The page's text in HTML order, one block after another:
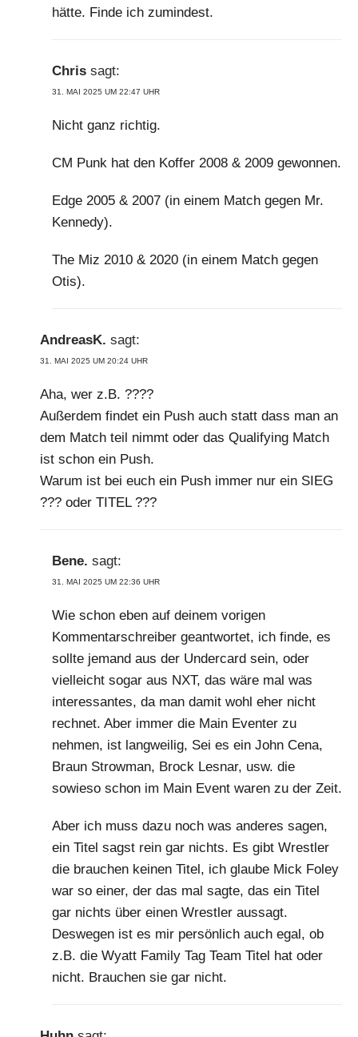
hätte. Finde ich zumindest.
Chris sagt:
31. MAI 2025 UM 22:47 UHR
Nicht ganz richtig.
CM Punk hat den Koffer 2008 & 2009 gewonnen.
Edge 2005 & 2007 (in einem Match gegen Mr.
Kennedy).
The Miz 2010 & 2020 (in einem Match gegen
Otis).
AndreasK. sagt:
31. MAI 2025 UM 20:24 UHR
Aha, wer z.B. ????
Außerdem findet ein Push auch statt dass man an
dem Match teil nimmt oder das Qualifying Match
ist schon ein Push.
Warum ist bei euch ein Push immer nur ein SIEG
??? oder TITEL ???
Bene. sagt:
31. MAI 2025 UM 22:36 UHR
Wie schon eben auf deinem vorigen
Kommentarschreiber geantwortet, ich finde, es
sollte jemand aus der Undercard sein, oder
vielleicht sogar aus NXT, das wäre mal was
interessantes, da man damit wohl eher nicht
rechnet. Aber immer die Main Eventer zu
nehmen, ist langweilig, Sei es ein John Cena,
Braun Strowman, Brock Lesnar, usw. die
sowieso schon im Main Event waren zu der Zeit.
Aber ich muss dazu noch was anderes sagen,
ein Titel sagst rein gar nichts. Es gibt Wrestler
die brauchen keinen Titel, ich glaube Mick Foley
war so einer, der das mal sagte, das ein Titel
gar nichts über einen Wrestler aussagt.
Deswegen ist es mir persönlich auch egal, ob
z.B. die Wyatt Family Tag Team Titel hat oder
nicht. Brauchen sie gar nicht.